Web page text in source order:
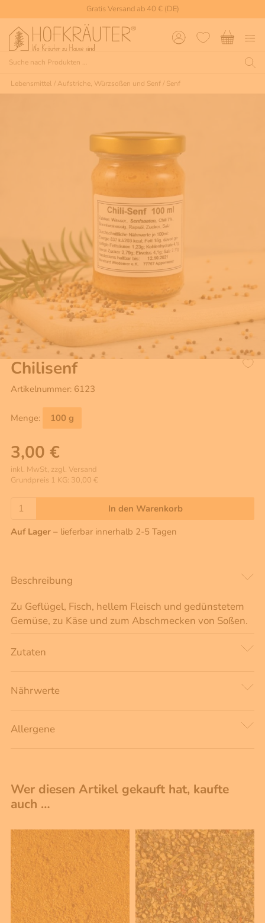
Gratis Versand ab 40 € (DE)
Lebensmittel / Aufstriche, Würzsoßen und Senf / Senf
Chilisenf
Artikelnummer: 6123
Menge: 100 g
3,00 €
inkl. MwSt, zzgl. Versand
Grundpreis 1 KG: 30,00 €
In den Warenkorb
Auf Lager – lieferbar innerhalb 2-5 Tagen
Beschreibung
Zu Geflügel, Fisch, hellem Fleisch und gedünstetem
Gemüse, zu Käse und zum Abschmecken von Soßen.
Zutaten
Nährwerte
Allergene
Wer diesen Artikel gekauft hat, kaufte
auch …